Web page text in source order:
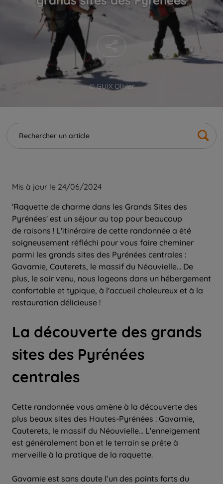
© GUIX Olivier
Mis à jour le 24/06/2024
'Raquette de charme dans les Grands Sites des
Pyrénées' est un séjour au top pour beaucoup
de raisons ! L'itinéraire de cette randonnée a été
soigneusement réfléchi pour vous faire cheminer
parmi les grands sites des Pyrénées centrales :
Gavarnie, Cauterets, le massif du Néouvielle… De
plus, le soir venu, nous logeons dans un hébergement
confortable et typique, à l'accueil chaleureux et à la
restauration délicieuse !
La découverte des grands
sites des Pyrénées
centrales
Cette randonnée vous amène à la découverte des
plus beaux sites des Hautes-Pyrénées : Gavarnie,
Cauterets, le massif du Néouvielle… L'enneigement
est généralement bon et le terrain se prête à
merveille à la pratique de la raquette.
Gavarnie est sans doute l’un des points forts du